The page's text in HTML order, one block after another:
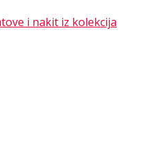
i nakit iz kolekcija